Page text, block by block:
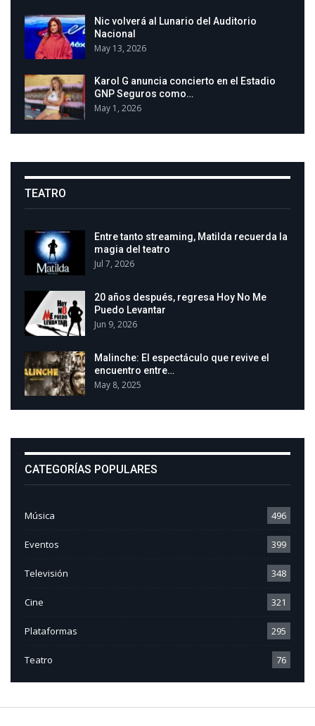
Nic volverá al Lunario del Auditorio
Nacional
May 13, 2026
Karol G anuncia concierto en el Estadio
GNP Seguros como…
May 1, 2026
TEATRO
Entre tanto streaming, Matilda recuerda la
magia del teatro
Jul 7, 2026
20 años después, regresa Hoy No Me
Puedo Levantar
Jun 9, 2026
Malinche: El espectáculo que revive el
encuentro entre…
May 8, 2025
CATEGORÍAS POPULARES
Música 496
Eventos 399
Televisión 348
Cine 321
Plataformas 295
Teatro 76